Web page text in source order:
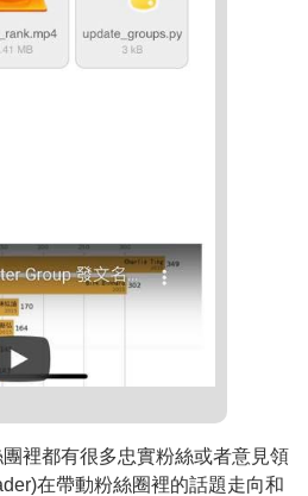
裡都有很多忠實粉絲或者意見領
在帶動粉絲圈裡的話題走向和